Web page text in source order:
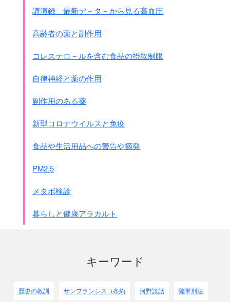
講演録 最新デ－タ－から見る高血圧
高齢者の薬と副作用
コレステロ－ルを含む食品の摂取制限
自律神経と薬の作用
副作用のある薬
新型コロナウイルスと免疫
食品や生活用品への警告や摘発
PM2.5
メタボ検診
暮らしと健康アラカルト
キーワード
歴史の教訓 サンフランシスコ条約 河野談話 陸軍刑法